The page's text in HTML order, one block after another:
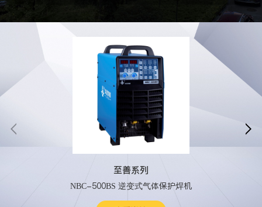
至善系列
NBC-500BS 逆变式气体保护焊机
 